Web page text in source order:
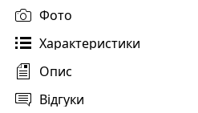
Фото
Характеристики
Опис
Відгуки